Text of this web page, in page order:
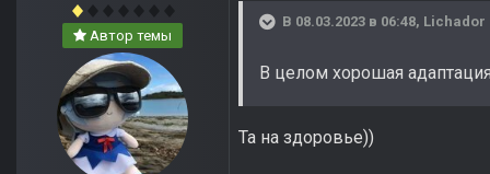
Автор темы
В 08.03.2023 в 06:48, Lichador
В целом хорошая
Та на здоровье))